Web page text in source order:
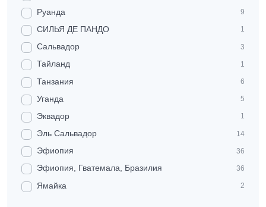
Руанда 9
СИЛЬЯ ДЕ ПАНДО 1
Сальвадор 3
Тайланд 1
Танзания 6
Уганда 5
Эквадор 1
Эль Сальвадор 14
Эфиопия 36
Эфиопия, Гватемала, Бразилия 36
Ямайка 2